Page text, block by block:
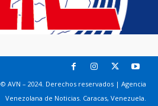
© AVN – 2024. Derechos reservados | Agencia
Venezolana de Noticias. Caracas, Venezuela.